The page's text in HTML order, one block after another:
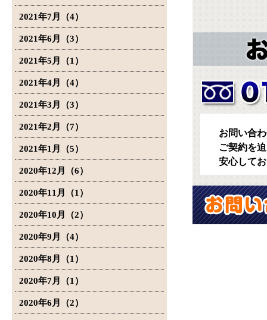
2021年7月（4）
2021年6月（3）
2021年5月（1）
2021年4月（4）
2021年3月（3）
2021年2月（7）
2021年1月（5）
2020年12月（6）
2020年11月（1）
2020年10月（2）
2020年9月（4）
2020年8月（1）
2020年7月（1）
2020年6月（2）
お問い合
ご契約を
安心して